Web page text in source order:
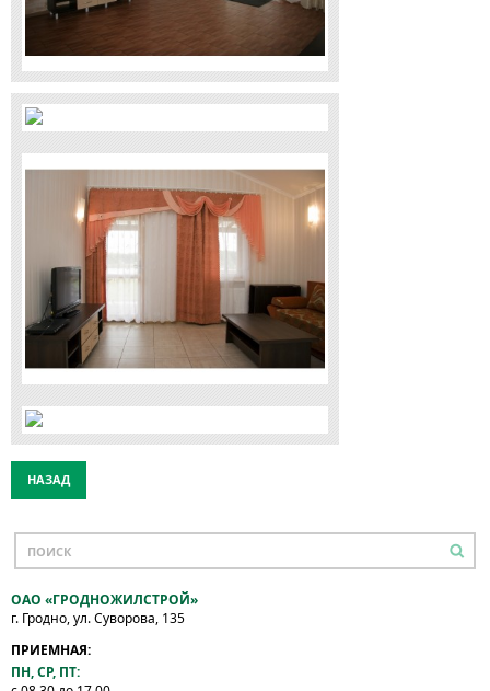
НАЗАД
ОАО «ГРОДНОЖИЛСТРОЙ»
г. Гродно, ул. Суворова, 135
ПРИЕМНАЯ:
ПН, СР, ПТ: